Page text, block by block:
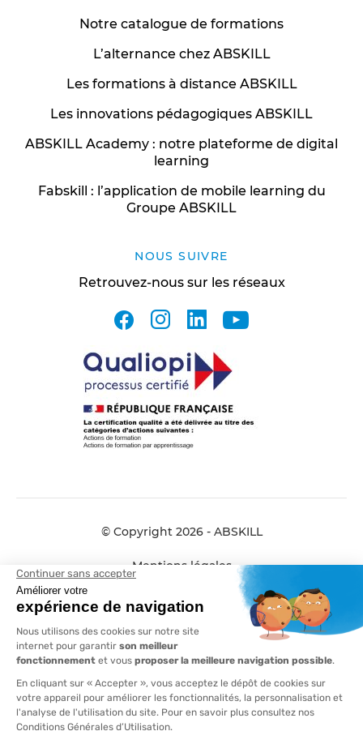
Notre catalogue de formations
L’alternance chez ABSKILL
Les formations à distance ABSKILL
Les innovations pédagogiques ABSKILL
ABSKILL Academy : notre plateforme de digital
learning
Fabskill : l’application de mobile learning du
Groupe ABSKILL
NOUS SUIVRE
Retrouvez-nous sur les réseaux
facebook instagram linkedin youtube
© Copyright 2026 - ABSKILL
Mentions légales
Données personnelles
Conditions générales de vente
Plan de site
Compliance